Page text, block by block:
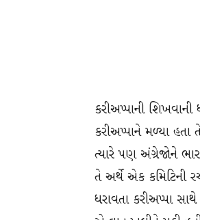
કરીઅપ્પાની
કરીઅપ્પાને મળ્યા હતા
ત્યારે પણ અંગ્રેજોને
તે અર્થે એક કમિટિની
ધરાવતા કરીઅપ્પા